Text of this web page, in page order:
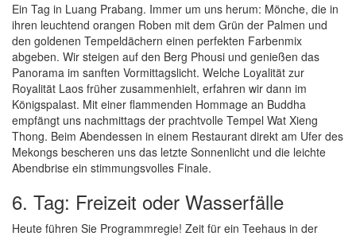
Ein Tag in Luang Prabang. Immer um uns herum: Mönche, die in
ihren leuchtend orangen Roben mit dem Grün der Palmen und
den goldenen Tempeldächern einen perfekten Farbenmix
abgeben. Wir steigen auf den Berg Phousi und genießen das
Panorama im sanften Vormittagslicht. Welche Loyalität zur
Royalität Laos früher zusammenhielt, erfahren wir dann im
Königspalast. Mit einer flammenden Hommage an Buddha
empfängt uns nachmittags der prachtvolle Tempel Wat Xieng
Thong. Beim Abendessen in einem Restaurant direkt am Ufer des
Mekongs bescheren uns das letzte Sonnenlicht und die leichte
Abendbrise ein stimmungsvolles Finale.
6. Tag: Freizeit oder Wasserfälle
Heute führen Sie Programmregie! Zeit für ein Teehaus in der